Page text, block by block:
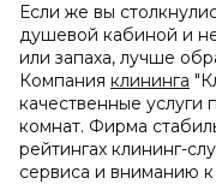
Если же вы
душевой кабиной и не
или запаха, лучше
Компания клининга
качественные услуги
комнат. Фирма
рейтингах клининг-
сервиса и вниманию